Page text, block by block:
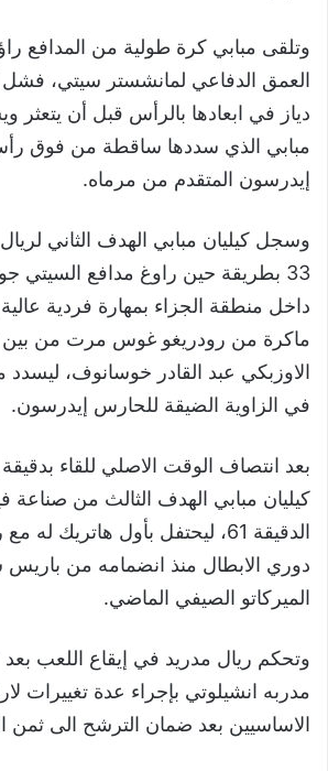
وتلقى مبابي كرة طولية من المدافع
العمق الدفاعي لمانشستر سيتي، فشل
دياز في ابعادها بالرأس قبل أن يتعثر
مبابي الذي سددها ساقطة من فوق
إيدرسون المتقدم من مرماه.
وسجل كيليان مبابي الهدف الثاني
33 بطريقة حين راوغ مدافع السيتي
داخل منطقة الجزاء بمهارة فردية
ماكرة من رودريغو غوس مرت من بين
الاوزبكي عبد القادر خوسانوف، ليسدد
في الزاوية الضيقة للحارس إيدرسون.
بعد انتصاف الوقت الاصلي للقاء
كيليان مبابي الهدف الثالث من صناعة
الدقيقة 61، ليحتفل بأول هاتريك
دوري الابطال منذ انضمامه من
الميركاتو الصيفي الماضي.
وتحكم ريال مدريد في إيقاع اللعب
مدربه انشيلوتي بإجراء عدة تغييرات
الاساسيين بعد ضمان الترشح الى ثمن